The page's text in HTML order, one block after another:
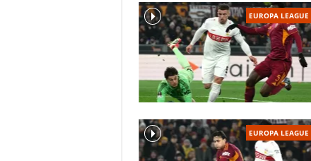
EUROPA LEAGUE
EUROPA LEAGUE